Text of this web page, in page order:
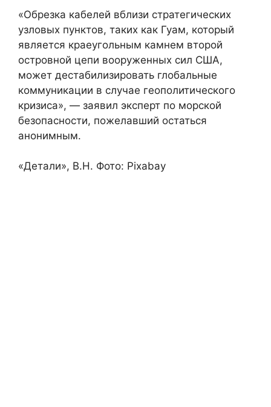
«Обрезка кабелей вблизи стратегических
узловых пунктов, таких как Гуам, который
является краеугольным камнем второй
островной цепи вооруженных сил США,
может дестабилизировать глобальные
коммуникации в случае геополитического
кризиса», — заявил эксперт по морской
безопасности, пожелавший остаться
анонимным.
«Детали», В.Н. Фото: Pixabay